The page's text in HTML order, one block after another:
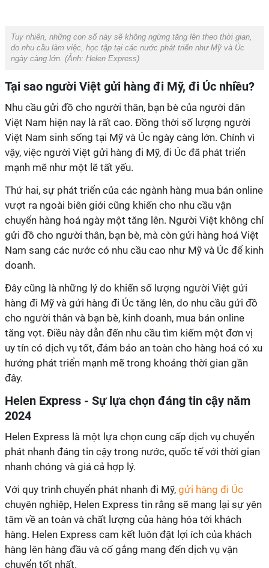
Tuy nhiên, những con số này sẽ không ngừng tăng lên theo thời gian,
do nhu cầu làm việc, học tập tại các nước phát triển như Mỹ và Úc
ngày càng lớn. (Ảnh: Helen Express)
Tại sao người Việt gửi hàng đi Mỹ, đi Úc nhiều?
Nhu cầu gửi đồ cho người thân, bạn bè của người dân
Việt Nam hiện nay là rất cao. Đồng thời số lượng người
Việt Nam sinh sống tại Mỹ và Úc ngày càng lớn. Chính vì
vậy, việc người Việt gửi hàng đi Mỹ, đi Úc đã phát triển
mạnh mẽ như một lẽ tất yếu.
Thứ hai, sự phát triển của các ngành hàng mua bán online
vượt ra ngoài biên giới cũng khiến cho nhu cầu vận
chuyển hàng hoá ngày một tăng lên. Người Việt không chỉ
gửi đồ cho người thân, bạn bè, mà còn gửi hàng hoá Việt
Nam sang các nước có nhu cầu cao như Mỹ và Úc để kinh
doanh.
Đây cũng là những lý do khiến số lượng người Việt gửi
hàng đi Mỹ và gửi hàng đi Úc tăng lên, do nhu cầu gửi đồ
cho người thân và bạn bè, kinh doanh, mua bán online
tăng vọt. Điều này dẫn đến nhu cầu tìm kiếm một đơn vị
uy tín có dịch vụ tốt, đảm bảo an toàn cho hàng hoá có xu
hướng phát triển mạnh mẽ trong khoảng thời gian gần
đây.
Helen Express - Sự lựa chọn đáng tin cậy năm
2024
Helen Express là một lựa chọn cung cấp dịch vụ chuyển
phát nhanh đáng tin cậy trong nước, quốc tế với thời gian
nhanh chóng và giá cả hợp lý.
Với quy trình chuyển phát nhanh đi Mỹ, gửi hàng đi Úc
chuyên nghiệp, Helen Express tin rằng sẽ mang lại sự yên
tâm về an toàn và chất lượng của hàng hóa tới khách
hàng. Helen Express cam kết luôn đặt lợi ích của khách
hàng lên hàng đầu và cố gắng mang đến dịch vụ vận
chuyển tốt nhất.